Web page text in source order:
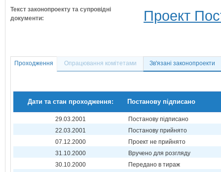
Текст законопроекту та супровідні
документи:
Проект
Проходження Опрацювання комітетами Зв'язані законопроекти
Дати та стан проходження: Постанову підписано
29.03.2001
Постанову підписано
22.03.2001
Постанову прийнято
07.12.2000
Проект не прийнято
31.10.2000
Вручено для розгляду
30.10.2000
Передано в тираж